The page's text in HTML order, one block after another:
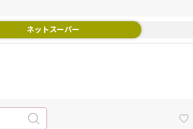
ネットスーパー